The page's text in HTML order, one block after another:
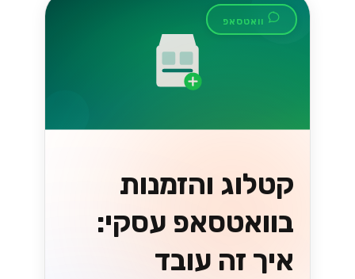
וואטסאפ
קטלוג והזמנות
בוואטסאפ עסקי:
איך זה עובד